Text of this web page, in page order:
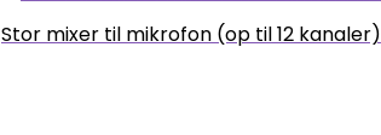
Stor mixer til mikrofon (op til 12 kanaler)